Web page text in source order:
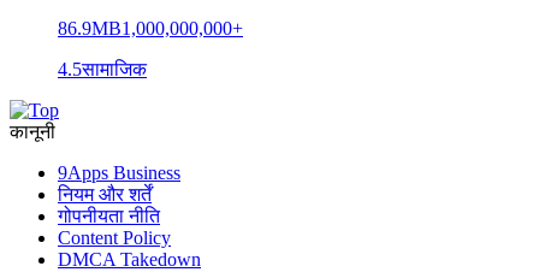
86.9MB1,000,000,000+
4.5सामाजिक
कानूनी
9Apps Business
नियम और शर्तें
गोपनीयता नीति
Content Policy
DMCA Takedown